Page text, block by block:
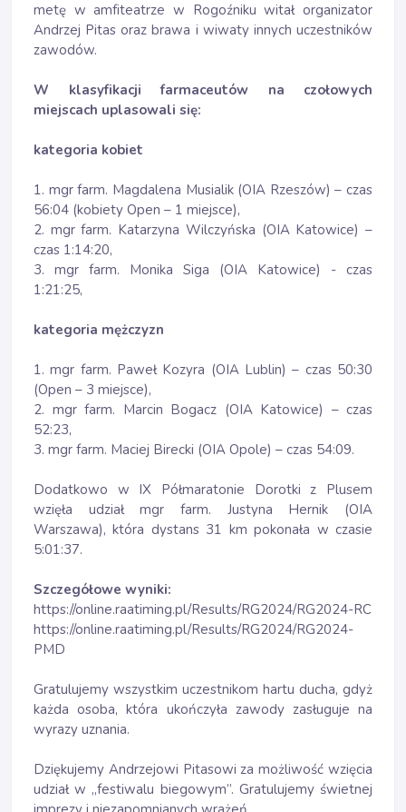
metę w amfiteatrze w Rogoźniku witał organizator
Andrzej Pitas oraz brawa i wiwaty innych uczestników
zawodów.
W klasyfikacji farmaceutów na czołowych
miejscach uplasowali się:
kategoria kobiet
1. mgr farm. Magdalena Musialik (OIA Rzeszów) – czas
56:04 (kobiety Open – 1 miejsce),
2. mgr farm. Katarzyna Wilczyńska (OIA Katowice) –
czas 1:14:20,
3. mgr farm. Monika Siga (OIA Katowice) - czas
1:21:25,
kategoria mężczyzn
1. mgr farm. Paweł Kozyra (OIA Lublin) – czas 50:30
(Open – 3 miejsce),
2. mgr farm. Marcin Bogacz (OIA Katowice) – czas
52:23,
3. mgr farm. Maciej Birecki (OIA Opole) – czas 54:09.
Dodatkowo w IX Półmaratonie Dorotki z Plusem
wzięła udział mgr farm. Justyna Hernik (OIA
Warszawa), która dystans 31 km pokonała w czasie
5:01:37.
Szczegółowe wyniki:
https://online.raatiming.pl/Results/RG2024/RG2024-RC
https://online.raatiming.pl/Results/RG2024/RG2024-
PMD
Gratulujemy wszystkim uczestnikom hartu ducha, gdyż
każda osoba, która ukończyła zawody zasługuje na
wyrazy uznania.
Dziękujemy Andrzejowi Pitasowi za możliwość wzięcia
udział w „festiwalu biegowym”. Gratulujemy świetnej